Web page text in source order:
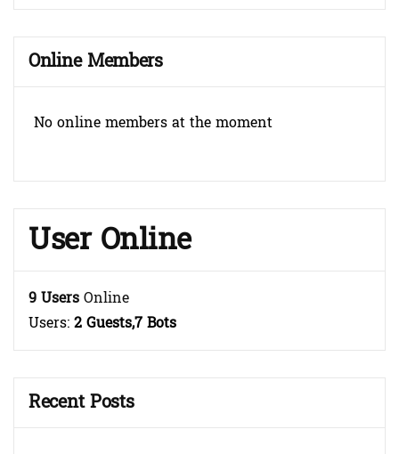
Online Members
No online members at the moment
User Online
9 UsersOnline
Users:2 Guests,7 Bots
Recent Posts